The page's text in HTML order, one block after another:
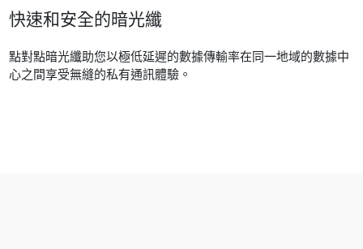
快速和安全的暗光纖
點對點暗光纖助您以極低延遲的數據傳輸率在同一地域的數據中
心之間享受無縫的私有通訊體驗。